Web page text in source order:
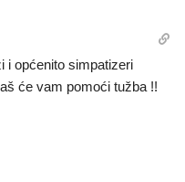
i općenito simpatizeri
će vam pomoći tužba !!